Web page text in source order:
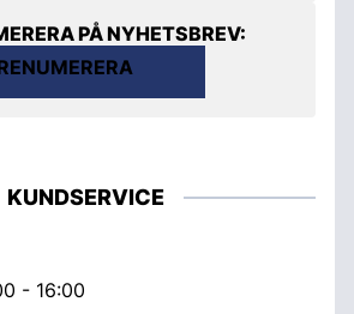
PÅ NYHETSBREV:
KUNDSERVICE
- 16:00